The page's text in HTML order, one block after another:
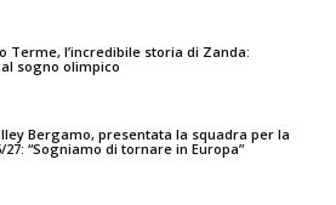
Terme, l’incredibile storia di Zanda:
sogno olimpico
Bergamo, presentata la squadra per la
27: “Sogniamo di tornare in Europa”